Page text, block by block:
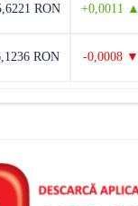
RON +0,0011 ▲
RON -0,0008 ▼